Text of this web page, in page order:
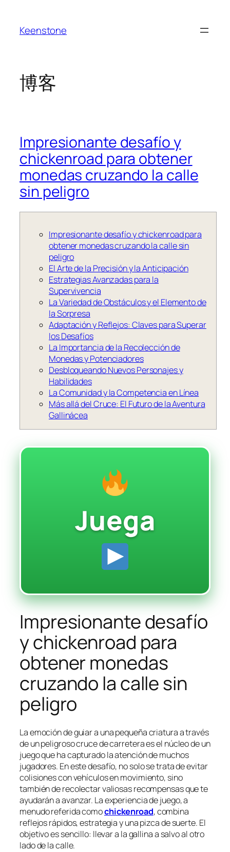
Keenstone
博客
Impresionante desafío y
chickenroad para obtener
monedas cruzando la calle
sin peligro
Impresionante desafío y chickenroad para
obtener monedas cruzando la calle sin
peligro
El Arte de la Precisión y la Anticipación
Estrategias Avanzadas para la
Supervivencia
La Variedad de Obstáculos y el Elemento de
la Sorpresa
Adaptación y Reflejos: Claves para Superar
los Desafíos
La Importancia de la Recolección de
Monedas y Potenciadores
Desbloqueando Nuevos Personajes y
Habilidades
La Comunidad y la Competencia en Línea
Más allá del Cruce: El Futuro de la Aventura
Gallinácea
Juega
Impresionante desafío
y chickenroad para
obtener monedas
cruzando la calle sin
peligro
La emoción de guiar a una pequeña criatura a través
de un peligroso cruce de carretera es el núcleo de un
juego que ha capturado la atención de muchos
jugadores. En este desafío, no solo se trata de evitar
colisiones con vehículos en movimiento, sino
también de recolectar valiosas recompensas que te
ayudarán a avanzar. La experiencia de juego, a
menudo referida comochickenroad, combina
reflejos rápidos, estrategia y una pizca de suerte. El
objetivo es sencillo: llevar a la gallina a salvo al otro
lado de la calle.